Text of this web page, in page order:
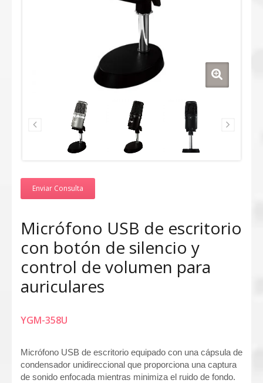
Enviar Consulta
Micrófono USB de escritorio
con botón de silencio y
control de volumen para
auriculares
YGM-358U
Micrófono USB de escritorio equipado con una cápsula de
condensador unidireccional que proporciona una captura
de sonido enfocada mientras minimiza el ruido de fondo.